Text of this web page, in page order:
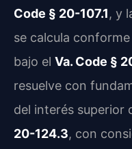
Code § 20-107.1, y
se calcula
bajo el Va. Code §
resuelve con
del interés superior
20-124.3, con